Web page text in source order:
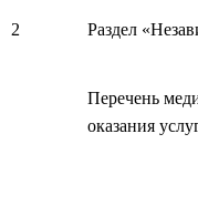
2 Раздел
Перечень
оказания